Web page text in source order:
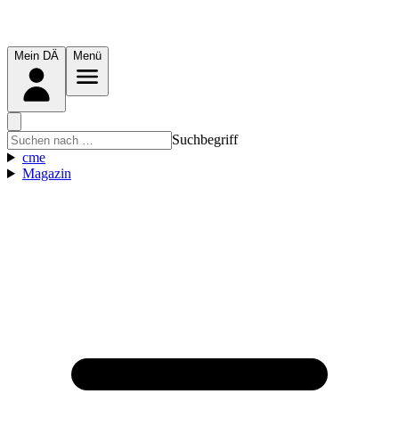
Mein DÄ Menü
Suchbegriff
cme
Magazin